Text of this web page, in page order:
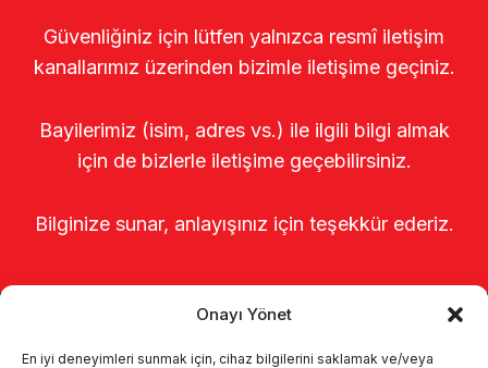
Onayı Yönet
En iyi deneyimleri sunmak için, cihaz bilgilerini saklamak ve/veya
Güvenliğiniz için lütfen yalnızca resmî iletişim
kanallarımız üzerinden bizimle iletişime geçiniz.
Bayilerimiz (isim, adres vs.) ile ilgili bilgi almak
için de bizlerle iletişime geçebilirsiniz.
Bilginize sunar, anlayışınız için teşekkür ederiz.